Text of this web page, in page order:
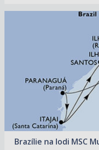
Brazílie na lodi MSC
07.03.2027 –